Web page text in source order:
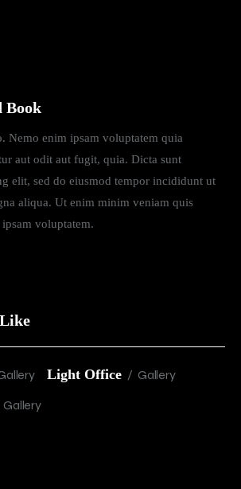
Book
Nemo enim ipsam voluptatem quia
aut odit aut fugit, quia. Dicta sunt
elit, sed do eiusmod tempor incididunt ut
aliqua. Ut enim minim veniam quis
voluptatem.
Gallery
Light Office
Gallery